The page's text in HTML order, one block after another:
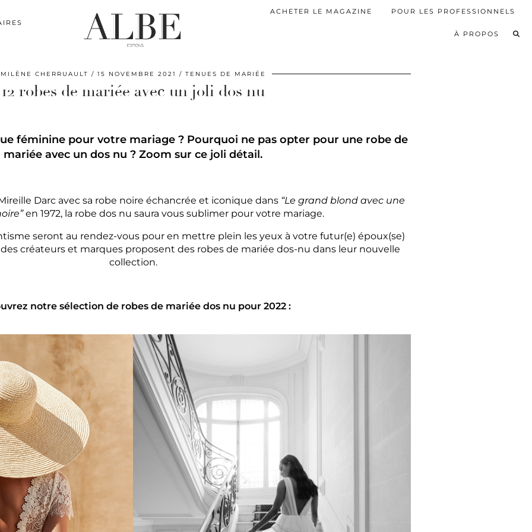
ACHETER LE MAGAZINE POUR LES PROFESSIONNELS
À PROPOS
MILÈNE CHERRUAULT 15 NOVEMBRE 2021 TENUES DE MARIÉE
12 robes de mariée avec un joli dos nu
féminine pour votre mariage ? Pourquoi ne pas opter pour une robe de
mariée avec un dos nu ? Zoom sur ce joli détail.
Darc avec sa robe noire échancrée et iconique dans “Le grand blond avec une
en 1972, la robe dos nu saura vous sublimer pour votre mariage.
seront au rendez-vous pour en mettre plein les yeux à votre futur(e) époux(se)
créateurs et marques proposent des robes de mariée dos-nu dans leur nouvelle
collection.
notre sélection de robes de mariée dos nu pour 2022 :